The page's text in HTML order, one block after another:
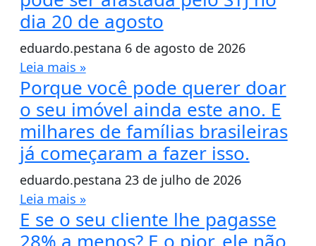
dia 20 de agosto
eduardo.pestana 6 de agosto de 2026
Leia mais »
Porque você pode querer doar
o seu imóvel ainda este ano. E
milhares de famílias brasileiras
já começaram a fazer isso.
eduardo.pestana 23 de julho de 2026
Leia mais »
E se o seu cliente lhe pagasse